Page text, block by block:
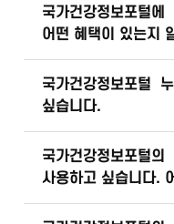
국가건강정보포털
어떤 혜택이 있는지
국가건강정보포털
싶습니다.
국가건강정보포털
사용하고 싶습니다.